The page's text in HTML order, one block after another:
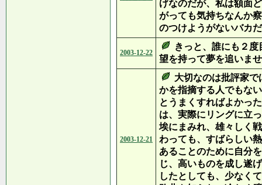
げなのだが、私は額面
がっても気持ちなんか
のつけようがないバカ
2003-12-22
きっと、誰にも２
望を持って夢を追いま
2003-12-21
大切なのは批評家
かを指摘する人でもな
とうまくすればよかっ
は、実際にリングに立
埃にまみれ、雄々しく
わっても、すばらしい
あることのために自分
じ、高いものを成し遂
したとしても、少なく